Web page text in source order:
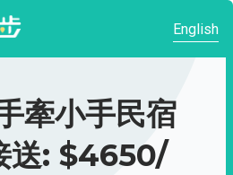
English
牽小手民宿
送: $4650/